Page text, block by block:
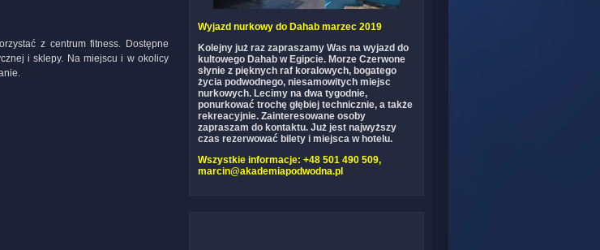
z centrum fitness. Dostępne
i sklepy. Na miejscu i w okolicy
Wyjazd nurkowy do Dahab marzec 2019
Kolejny już raz zapraszamy Was na wyjazd do
kultowego Dahab w Egipcie. Morze Czerwone
słynie z pięknych raf koralowych, bogatego
życia podwodnego, niesamowitych miejsc
nurkowych. Lecimy na dwa tygodnie,
ponurkować trochę głębiej technicznie, a także
rekreacyjnie. Zainteresowane osoby
zapraszam do kontaktu. Już jest najwyższy
czas rezerwować bilety i miejsca w hotelu.
Wszystkie informacje: +48 501 490 509,
marcin@akademiapodwodna.pl